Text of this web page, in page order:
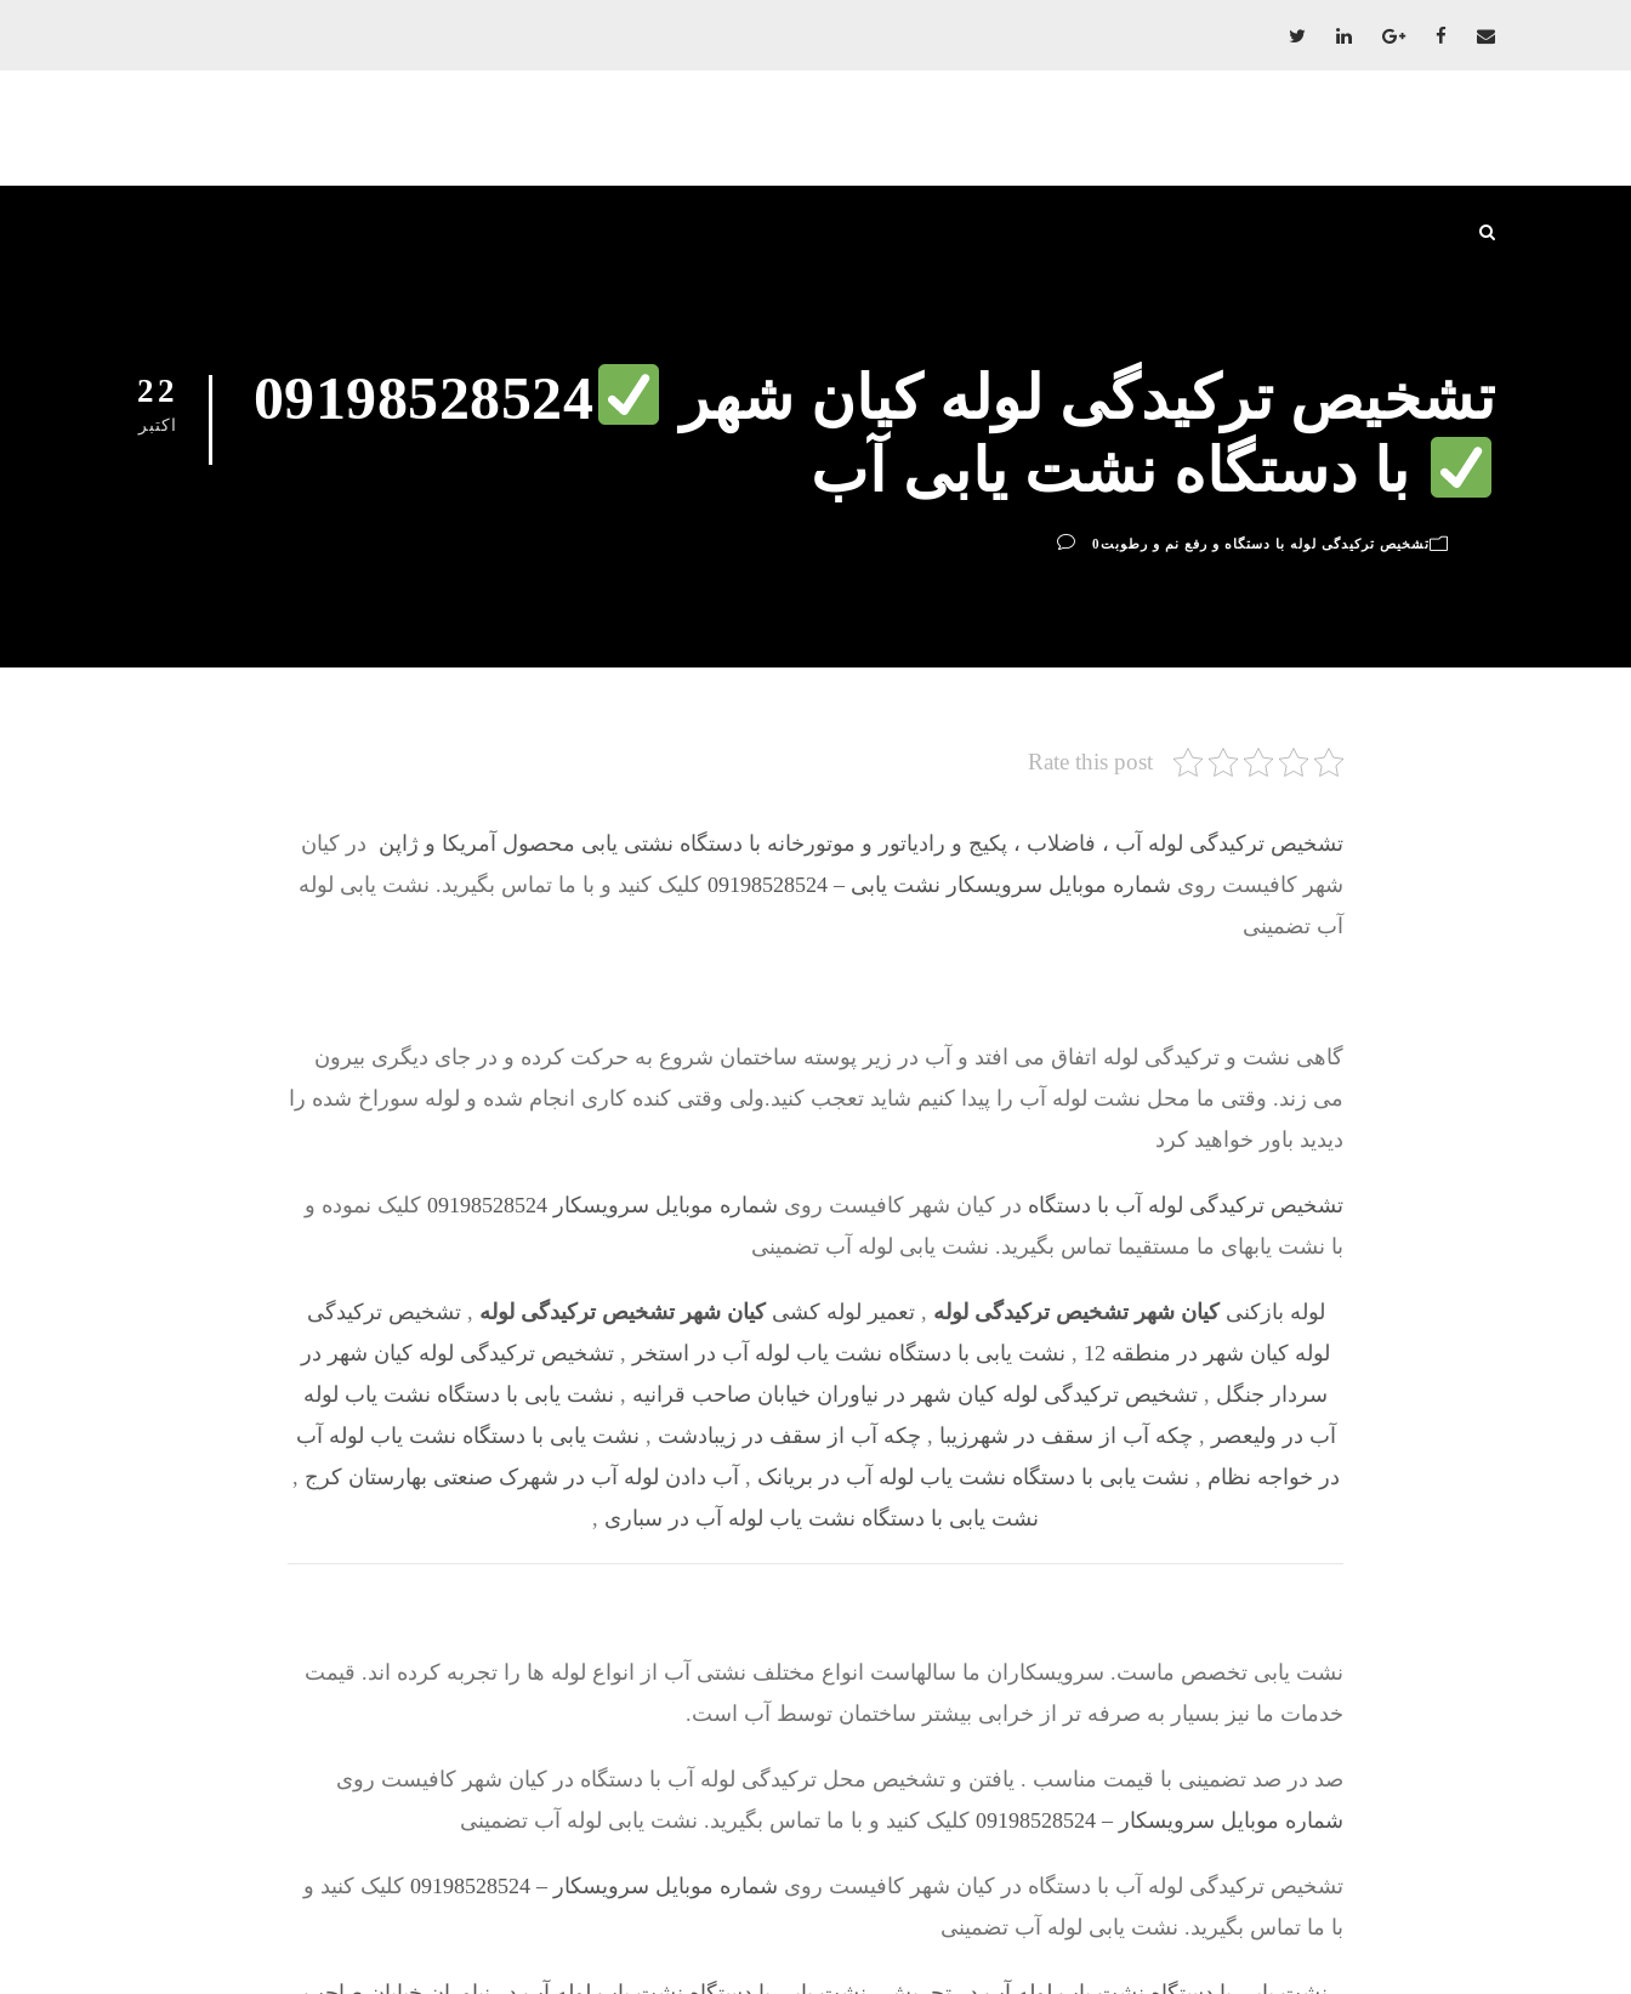
22
اکتبر تشخیص ترکیدگی لوله کیان شهر
09198528524
با دستگاه نشت یابی آب
تشخیص ترکیدگی لوله با دستگاه و رفع نم و رطوبت0
Rate this post
تشخیص ترکیدگی لوله آب ، فاضلاب ، پکیج و رادیاتور و موتورخانه با دستگاه نشتی یابی محصول آمریکا و ژاپن در کیان
شهر کافیست روی شماره موبایل سرویسکار نشت یابی – 09198528524
کلیک کنید و با ما تماس بگیرید. نشت یابی لوله
آب تضمینی
گاهی نشت و ترکیدگی لوله اتفاق می افتد و آب در زیر پوسته ساختمان شروع به حرکت کرده و در جای دیگری بیرون
می زند. وقتی ما محل نشت لوله آب را پیدا کنیم شاید تعجب کنید.ولی وقتی کنده کاری انجام شده و لوله سوراخ شده را
دیدید باور خواهید کرد
تشخیص ترکیدگی لوله آب با دستگاه در کیان شهر کافیست روی شماره موبایل سرویسکار 09198528524
کلیک نموده و
با نشت یابهای ما مستقیما تماس بگیرید. نشت یابی لوله آب تضمینی
لوله بازکنیکیان شهر تشخیص ترکیدگی لوله ,تعمیر لوله کشیکیان شهر تشخیص ترکیدگی لوله ,تشخیص ترکیدگی
لوله کیان شهر در منطقه 12
, نشت یابی با دستگاه نشت یاب لوله آب در استخر , تشخیص ترکیدگی لوله کیان شهر در
سردار جنگل , تشخیص ترکیدگی لوله کیان شهر در نیاوران خیابان صاحب قرانیه , نشت یابی با دستگاه نشت یاب لوله
آب در ولیعصر , چکه آب از سقف در شهرزیبا , چکه آب از سقف در زیبادشت , نشت یابی با دستگاه نشت یاب لوله آب
در خواجه نظام , نشت یابی با دستگاه نشت یاب لوله آب در بریانک , آب دادن لوله آب در شهرک صنعتی بهارستان کرج ,
نشت یابی با دستگاه نشت یاب لوله آب در سباری ,
نشت یابی تخصص ماست. سرویسکاران ما سالهاست انواع مختلف نشتی آب از انواع لوله ها را تجربه کرده اند. قیمت
خدمات ما نیز بسیار به صرفه تر از خرابی بیشتر ساختمان توسط آب است.
صد در صد تضمینی با قیمت مناسب . یافتن و تشخیص محل ترکیدگی لوله آب با دستگاه در کیان شهر کافیست روی
شماره موبایل سرویسکار – 09198528524
کلیک کنید و با ما تماس بگیرید. نشت یابی لوله آب تضمینی
تشخیص ترکیدگی لوله آب با دستگاه در کیان شهر کافیست روی شماره موبایل سرویسکار – 09198528524
کلیک کنید و
با ما تماس بگیرید. نشت یابی لوله آب تضمینی